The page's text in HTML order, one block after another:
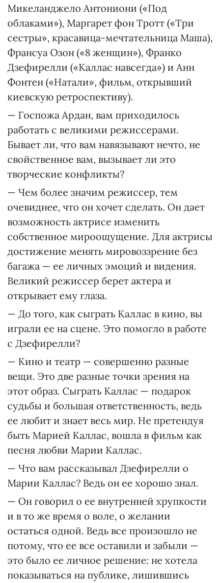
Микеланджело Антониони («Под
облаками»), Маргарет фон Тротт («Три
сестры», красавица-мечтательница Маша),
Франсуа Озон («8 женщин»), Франко
Дзефирелли («Каллас навсегда») и Анн
Фонтен («Натали», фильм, открывший
киевскую ретроспективу).
— Госпожа Ардан, вам приходилось
работать с великими режиссерами.
Бывает ли, что вам навязывают нечто, не
свойственное вам, вызывает ли это
творческие конфликты?
— Чем более значим режиссер, тем
очевиднее, что он хочет сделать. Он дает
возможность актрисе изменить
собственное мироощущение. Для актрисы
достижение менять мировоззрение без
багажа — ее личных эмоций и видения.
Великий режиссер берет актера и
открывает ему глаза.
— До того, как сыграть Каллас в кино, вы
играли ее на сцене. Это помогло в работе
с Дзефирелли?
— Кино и театр — совершенно разные
вещи. Это две разные точки зрения на
этот образ. Сыграть Каллас — подарок
судьбы и большая ответственность, ведь
ее любит и знает весь мир. Не претендуя
быть Марией Каллас, вошла в фильм как
песня любви Марии Каллас.
— Что вам рассказывал Дзефирелли о
Марии Каллас? Ведь он ее хорошо знал.
— Он говорил о ее внутренней хрупкости
и в то же время о воле, о желании
остаться одной. Ведь все произошло не
потому, что ее все оставили и забыли —
это было ее личное решение: не хотела
показываться на публике, лишившись